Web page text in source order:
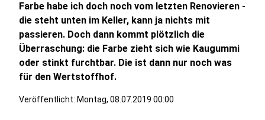
Farbe habe ich doch noch vom letzten Renovieren -
die steht unten im Keller, kann ja nichts mit
passieren. Doch dann kommt plötzlich die
Überraschung: die Farbe zieht sich wie Kaugummi
oder stinkt furchtbar. Die ist dann nur noch was
für den Wertstoffhof.
Veröffentlicht: Montag, 08.07.2019 00:00